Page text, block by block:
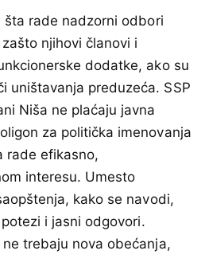
rade nadzorni odbori
njihovi članovi i
dodatke, ako su
uništavanja preduzeća. SSP
Niša ne plaćaju javna
za politička imenovanja
rade efikasno,
interesu. Umesto
kako se navodi,
i jasni odgovori.
trebaju nova obećanja,